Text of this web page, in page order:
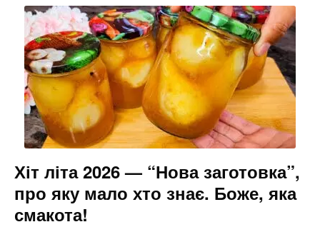
Хіт літа 2026 — “Нова заготовка”,
про яку мало хто знає. Боже, яка
смакота!